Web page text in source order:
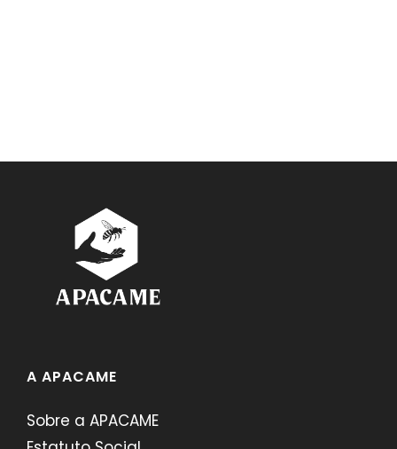
A APACAME
Sobre a APACAME